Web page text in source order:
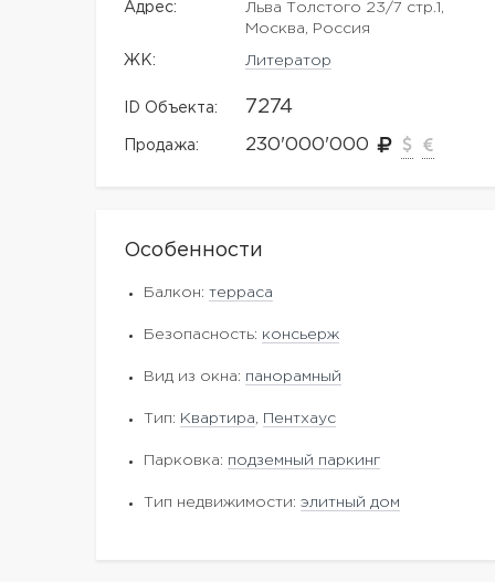
Адрес:
Льва Толстого 23/7 стр.1,
Москва, Россия
ЖK: Литератор
ID Объекта: 7274
Продажа: 230'000'000
Особенности
Балкон: терраса
Безопасность: консьерж
Вид из окна: панорамный
Тип: Квартира Пентхаус
Парковка: подземный паркинг
Тип недвижимости: элитный дом